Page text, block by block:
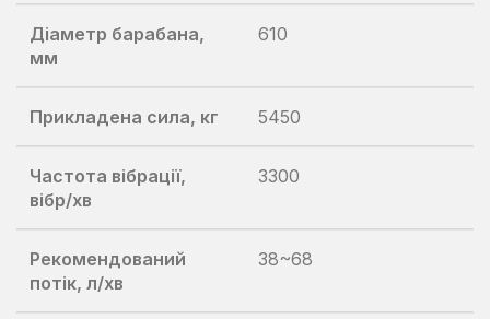
Діаметр барабана,
мм
610
Прикладена сила, кг 5450
Частота вібрації,
вібр/хв
3300
Рекомендований
потік, л/хв
38~68